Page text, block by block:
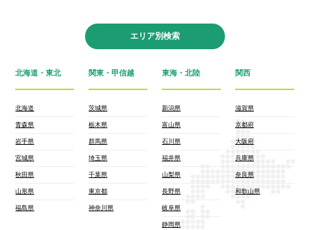
エリア別検索
北海道・東北
北海道
青森県
岩手県
宮城県
秋田県
山形県
福島県
関東・甲信越
茨城県
栃木県
群馬県
埼玉県
千葉県
東京都
神奈川県
東海・北陸
新潟県
富山県
石川県
福井県
山梨県
長野県
岐阜県
静岡県
関西
滋賀県
京都府
大阪府
兵庫県
奈良県
和歌山県